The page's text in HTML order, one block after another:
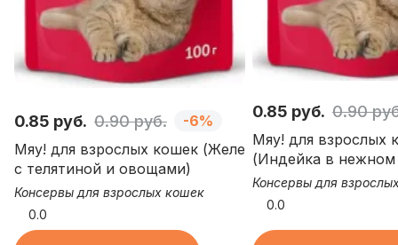
0.85 руб. 0.90 руб.
-6%
Мяу! для взрослых кошек (Желе
с телятиной и овощами)
Консервы для взрослых кошек
0.0
0.85 руб. 0.90
Мяу! для взрослых
(Индейка в нежном
Консервы для
0.0